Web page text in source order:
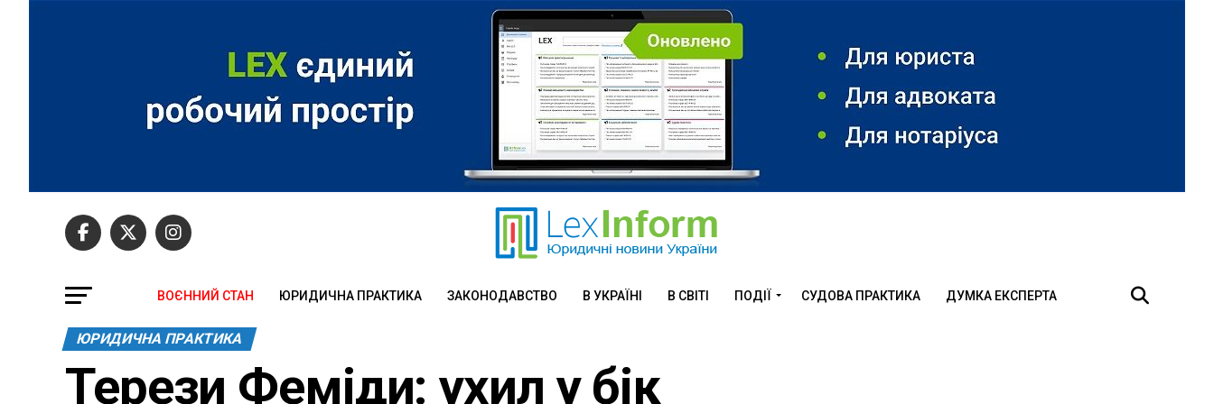
ВОЄННИЙ СТАН ЮРИДИЧНА ПРАКТИКА ЗАКОНОДАВСТВО В УКРАЇНІ В СВІТІ ПОДІЇ СУДОВА ПРАКТИКА ДУМКА ЕКСПЕРТА
ЮРИДИЧНА ПРАКТИКА
Терези Феміди: ухил у бік